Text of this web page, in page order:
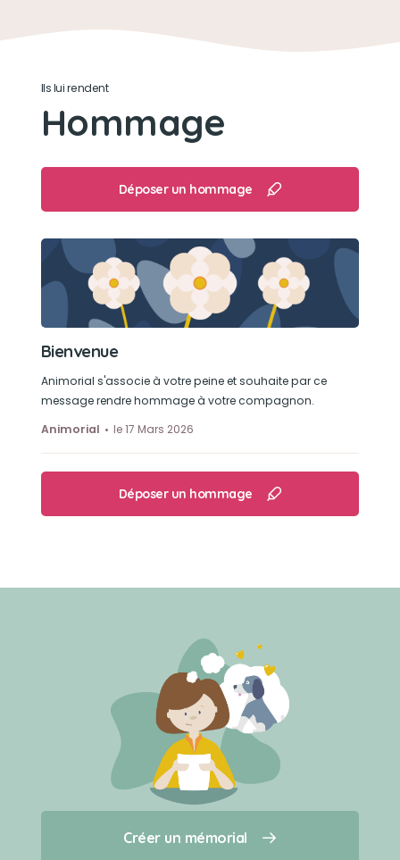
Créer un mémorial
Qui sommes-nous ?
Ils lui rendent
Hommage
Déposer un hommage
Bienvenue
Animorial s'associe à votre peine et souhaite par ce
message rendre hommage à votre compagnon.
Animorial
le 17 Mars 2026
Déposer un hommage
Créer un mémorial